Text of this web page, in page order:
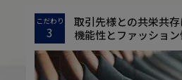
こだわり
3
取引先様との共栄共存
機能性とファッショ